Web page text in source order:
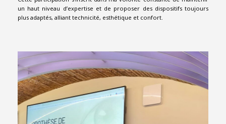
un haut niveau d’expertise et de proposer des dispositifs toujours
plus adaptés, alliant technicité, esthétique et confort.